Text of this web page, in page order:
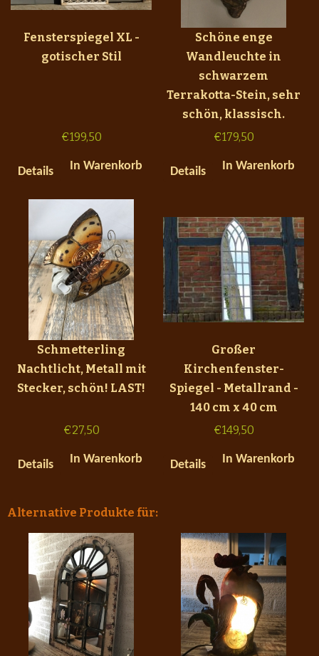
Fensterspiegel XL -
gotischer Stil
€199,50
Details In Warenkorb
Schöne enge
Wandleuchte in
schwarzem
Terrakotta-Stein, sehr
schön, klassisch.
€179,50
Details In Warenkorb
Schmetterling
Nachtlicht, Metall mit
Stecker, schön! LAST!
€27,50
Details In Warenkorb
Großer
Kirchenfenster-
Spiegel - Metallrand -
140 cm x 40 cm
€149,50
Details In Warenkorb
Alternative Produkte für: